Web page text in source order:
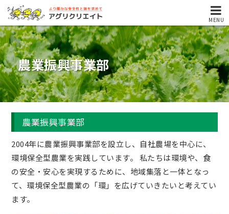
MENU
農業振興事業部
農業振興事業部
2004年に農業振興事業部を設立し、自社農場を中心に、
環境保全型農業を実践しています。 私たちは環境や、食
の安全・安心を実現するために、地域集落と一体となっ
て、環境保全型農業の「環」を広げていきたいと考えてい
ます。